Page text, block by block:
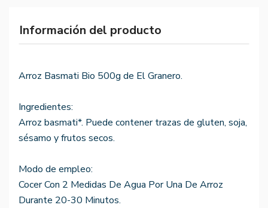
Información del producto
Arroz Basmati Bio 500g de El Granero.
Ingredientes:
Arroz basmati*. Puede contener trazas de gluten, soja,
sésamo y frutos secos.
Modo de empleo:
Cocer Con 2 Medidas De Agua Por Una De Arroz
Durante 20-30 Minutos.